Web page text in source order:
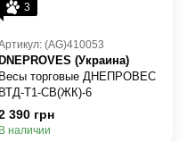
3
(AG)410053
DNEPROVES (Украина)
Весы торговые ДНЕПРОВЕС
ВТД-Т1-СВ(ЖК)-6
390 грн
В наличии